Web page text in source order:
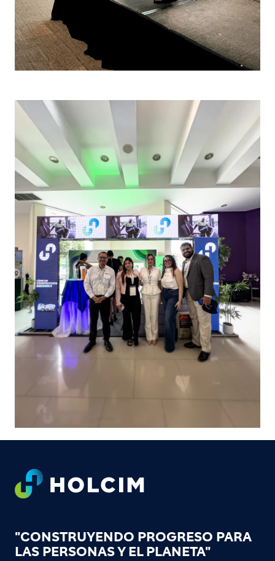
Footer
"CONSTRUYENDO PROGRESO PARA
LAS PERSONAS Y EL PLANETA"